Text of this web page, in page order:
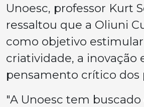
Unoesc, professor Kurt
ressaltou que a Oliuni
como objetivo estimular
criatividade, a inovação
pensamento crítico dos
"A Unoesc tem buscado